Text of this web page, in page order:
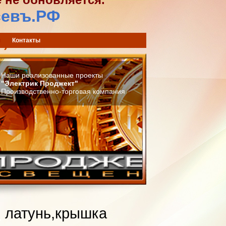
42-02
Контакты
Наши реализованные проекты
"Электрик Проджект"
Производственно-торговая компания
латунь,крышка